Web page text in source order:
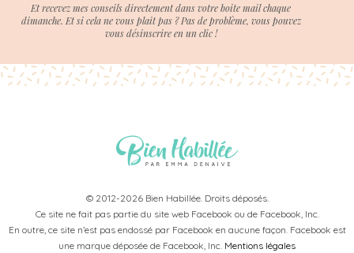
Et recevez mes conseils directement dans votre boite mail chaque
dimanche. Et si cela ne vous plait pas ? Pas de problème, vous pouvez
vous désinscrire en un clic !
© 2012-2026 Bien Habillée. Droits déposés.
Ce site ne fait pas partie du site web Facebook ou de Facebook, Inc.
En outre, ce site n’est pas endossé par Facebook en aucune façon. Facebook est
une marque déposée de Facebook, Inc. Mentions légales